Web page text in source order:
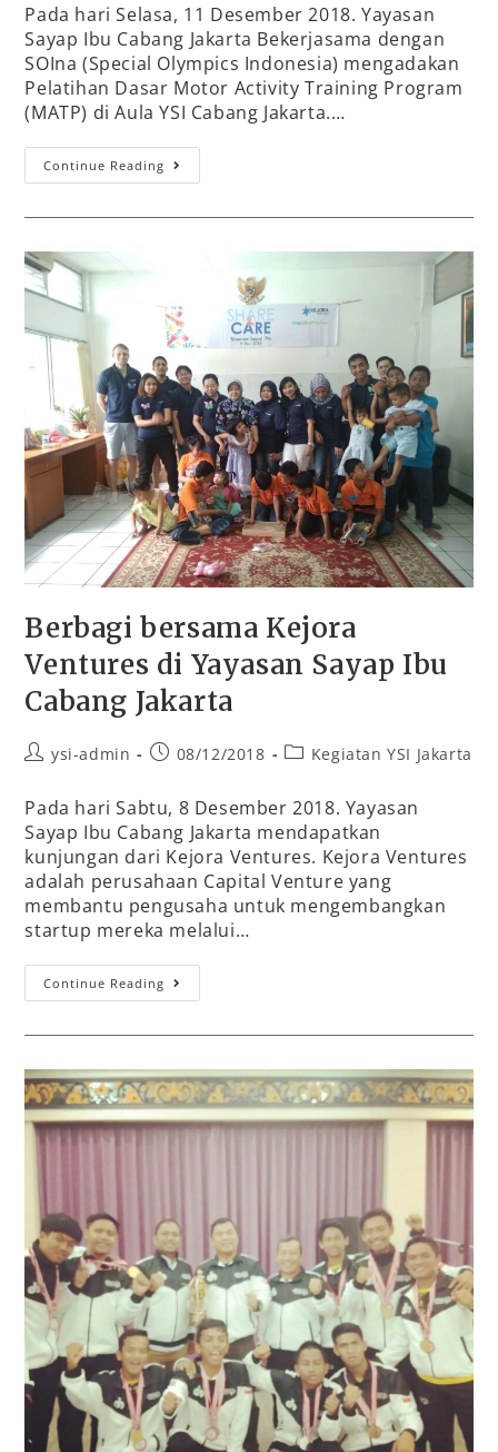
Pada hari Selasa, 11 Desember 2018. Yayasan
Sayap Ibu Cabang Jakarta Bekerjasama dengan
SOIna (Special Olympics Indonesia) mengadakan
Pelatihan Dasar Motor Activity Training Program
(MATP) di Aula YSI Cabang Jakarta.…
Continue Reading
Berbagi bersama Kejora
Ventures di Yayasan Sayap Ibu
Cabang Jakarta
ysi-admin 08/12/2018 Kegiatan YSI Jakarta
Pada hari Sabtu, 8 Desember 2018. Yayasan
Sayap Ibu Cabang Jakarta mendapatkan
kunjungan dari Kejora Ventures. Kejora Ventures
adalah perusahaan Capital Venture yang
membantu pengusaha untuk mengembangkan
startup mereka melalui…
Continue Reading